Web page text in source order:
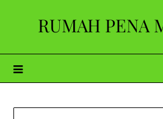
RUMAH PENA